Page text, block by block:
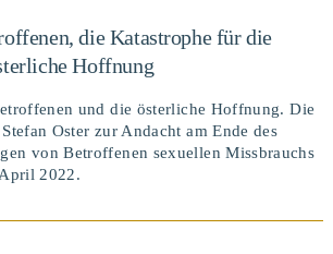
die Katastrophe für die
Hoffnung
und die österliche Hoffnung. Die
Oster zur Andacht am Ende des
von Betroffenen sexuellen Missbrauchs
2022.